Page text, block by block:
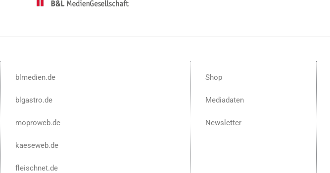
blmedien.de
blgastro.de
moproweb.de
kaeseweb.de
fleischnet.de
Shop
Mediadaten
Newsletter